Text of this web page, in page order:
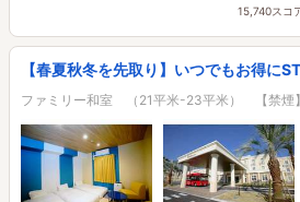
15,740スコ
【春夏秋冬を先取り】いつでもお得に
ファミリー和室 （21平米-23平米） 【禁煙】